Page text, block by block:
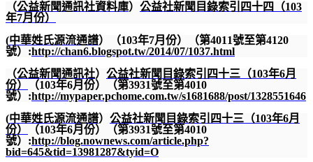
（公益新聞通訊社資料庫） 公益社新聞目錄索引四十四（103
年7月份）
(中華姓氏源流通譜）（103年7月份）（第4011號至第4120
號） :http://chan6.blogspot.tw/2014/07/1037.html
（公益新聞通訊社） 公益社新聞目錄索引四十三（103年6月
份）
（103年6月份）（第3931號至第4010
號） :http://mypaper.pchome.com.tw/s1681688/post/1328551646
(中華姓氏源流通譜） 公益社新聞目錄索引四十三（103年6月
份）
（103年6月份）（第3931號至第4010
號） :http://blog.nownews.com/article.php?
bid=645&tid=13981287&tyid=O